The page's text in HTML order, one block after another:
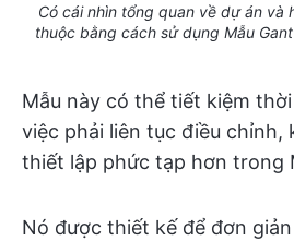
Có cái nhìn tổng quan về dự án và
thuộc bằng cách sử dụng Mẫu
Mẫu này có thể tiết kiệm
việc phải liên tục điều chỉnh,
thiết lập phức tạp hơn trong
Nó được thiết kế để đơn